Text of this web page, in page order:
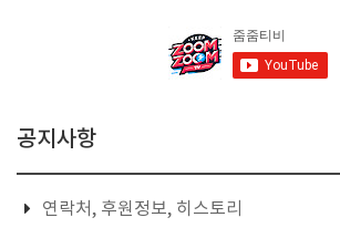
공지사항
연락처, 후원정보, 히스토리